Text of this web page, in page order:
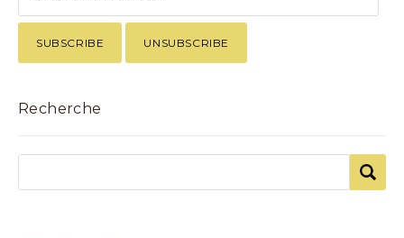
Recherche